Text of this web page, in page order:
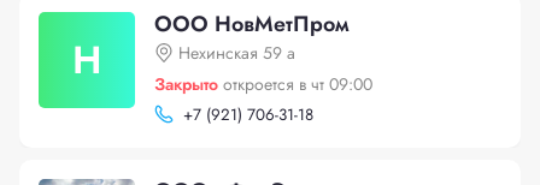
Н
ООО НовМетПром
Нехинская 59 а
Закрыто откроется в чт 09:00
+7 (921) 706-31-18